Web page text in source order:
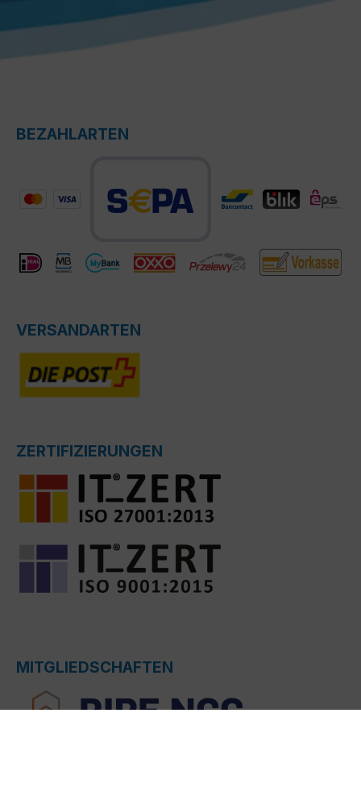
BEZAHLARTEN
VERSANDARTEN
ZERTIFIZIERUNGEN
MITGLIEDSCHAFTEN